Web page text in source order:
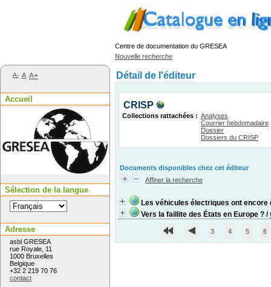
Centre de documentation du GRESEA
Nouvelle recherche
Détail de l'éditeur
CRISP
Collections rattachées : Analyses
Courrier hebdomadaire
Dossier
Dossiers du CRISP
Documents disponibles chez cet éditeur
Affiner la recherche
Les véhicules électriques ont encore
Vers la faillite des États en Europe ? /
3 4 5 6
A- A A+
Accueil
Sélection de la langue
Adresse
asbl GRESEA
rue Royale, 11
1000 Bruxelles
Belgique
+32 2 219 70 76
contact